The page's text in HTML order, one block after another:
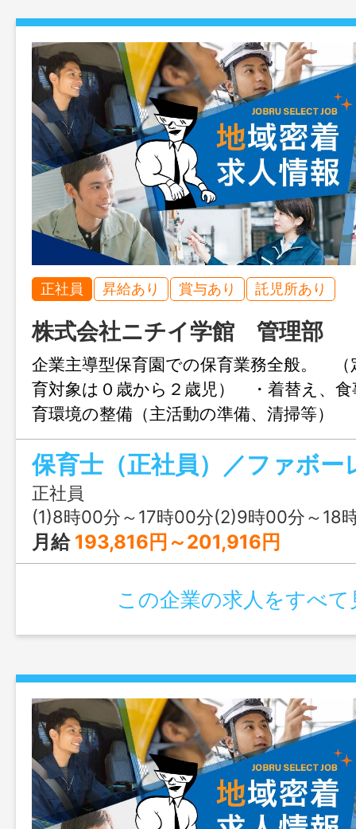
正社員 昇給あり 賞与あり 託児所あり
株式会社ニチイ学館 管理部
企業主導型保育園での保育業務全般。 （
育対象は０歳から２歳児） ・着替え、
育環境の整備（主活動の準備、清掃等）
（連絡帳の作成等） ・帳票作成（日誌、
等） ☆勤務地は、ファボーレ内にあ
☆クラスは複数担任、むりなく行事や製
ます。 ☆持ち帰り仕事は一切なし！
更なし
保育士（正社員）／ファボー
正社員
(1)8時00分～17時00分(2)9時00分～18時00分(3)11時00分～20時00分又は 8時
月給 193,816円～201,916円
この企業の求人をすべて